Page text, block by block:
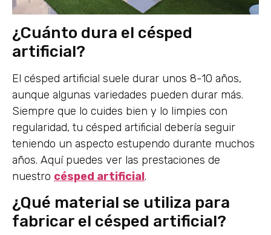
¿Cuánto dura el césped
artificial?
El césped artificial suele durar unos 8-10 años,
aunque algunas variedades pueden durar más.
Siempre que lo cuides bien y lo limpies con
regularidad, tu césped artificial debería seguir
teniendo un aspecto estupendo durante muchos
años. Aquí puedes ver las prestaciones de
nuestro césped artificial.
¿Qué material se utiliza para
fabricar el césped artificial?